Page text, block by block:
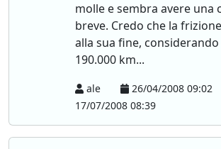
molle e sembra avere una
breve. Credo che la
alla sua fine,
190.000 km...
ale
26/04/2008 09:02
17/07/2008 08:39